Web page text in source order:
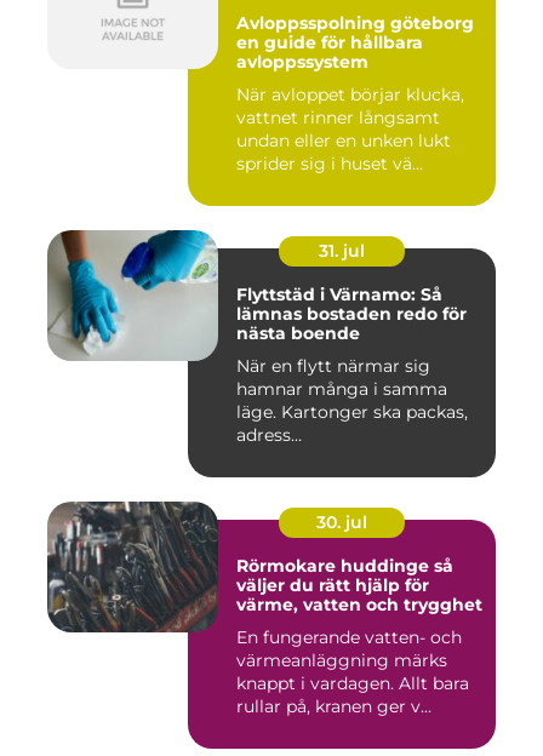
Avloppsspolning göteborg
en guide för hållbara
avloppssystem
När avloppet börjar klucka,
vattnet rinner långsamt
undan eller en unken lukt
sprider sig i huset vä...
31. jul
Flyttstäd i Värnamo: Så
lämnas bostaden redo för
nästa boende
När en flytt närmar sig
hamnar många i samma
läge. Kartonger ska packas,
adress...
30. jul
Rörmokare huddinge så
väljer du rätt hjälp för
värme, vatten och trygghet
En fungerande vatten- och
värmeanläggning märks
knappt i vardagen. Allt bara
rullar på, kranen ger v...